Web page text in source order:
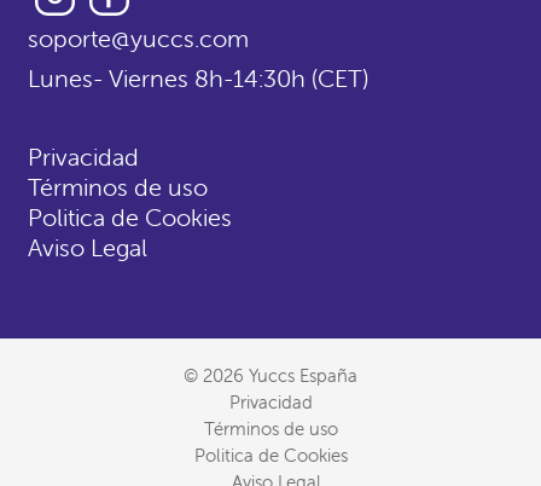
soporte@yuccs.com
Lunes- Viernes 8h-14:30h (CET)
Privacidad
Términos de uso
Politica de Cookies
Aviso Legal
© 2026 Yuccs España
Privacidad
Términos de uso
Politica de Cookies